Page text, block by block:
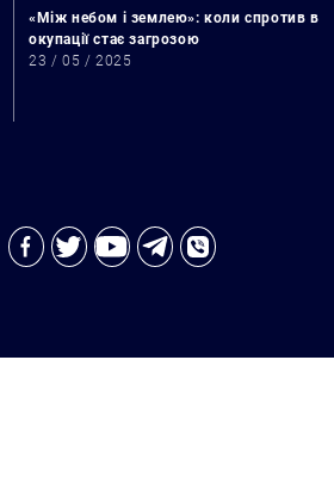
«Між небом і землею»: коли спротив в
окупації стає загрозою
23 / 05 / 2025